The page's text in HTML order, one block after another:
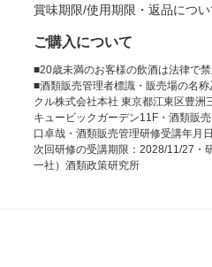
賞味期限/使用期限・返品につい
ご購入について
■20歳未満のお客様の飲酒は法律で禁
■酒類販売管理者標識・販売場の名
クル株式会社本社 東京都江東区豊洲
キュービックガーデン11F・酒類販
口卓哉・酒類販売管理研修受講年月
次回研修の受講期限：2028/11/27・
一社）酒類政策研究所